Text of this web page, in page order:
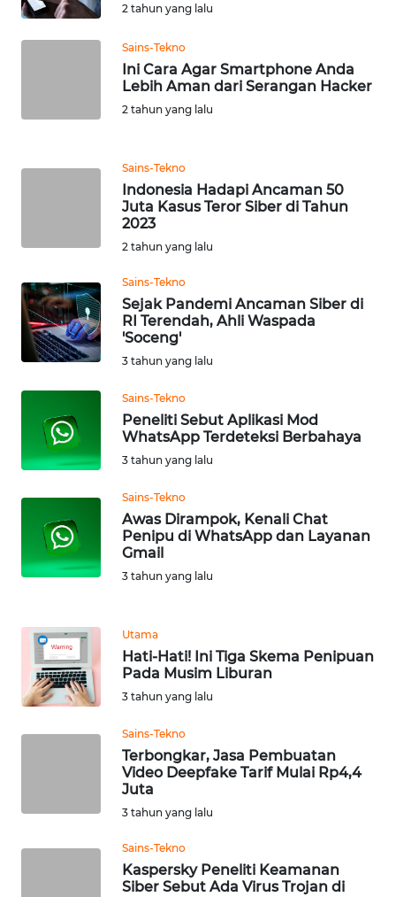
2 tahun yang lalu
Sains-Tekno
Ini Cara Agar Smartphone Anda
Lebih Aman dari Serangan Hacker
2 tahun yang lalu
Sains-Tekno
Indonesia Hadapi Ancaman 50
Juta Kasus Teror Siber di Tahun
2023
2 tahun yang lalu
Sains-Tekno
Sejak Pandemi Ancaman Siber di
RI Terendah, Ahli Waspada
'Soceng'
3 tahun yang lalu
Sains-Tekno
Peneliti Sebut Aplikasi Mod
WhatsApp Terdeteksi Berbahaya
3 tahun yang lalu
Sains-Tekno
Awas Dirampok, Kenali Chat
Penipu di WhatsApp dan Layanan
Gmail
3 tahun yang lalu
Utama
Hati-Hati! Ini Tiga Skema Penipuan
Pada Musim Liburan
3 tahun yang lalu
Sains-Tekno
Terbongkar, Jasa Pembuatan
Video Deepfake Tarif Mulai Rp4,4
Juta
3 tahun yang lalu
Sains-Tekno
Kaspersky Peneliti Keamanan
Siber Sebut Ada Virus Trojan di
PEDOMAN
WN
SUMUT
WN
JABAR
BANTEN
WN
WN
KEPRI
WN
BARAT